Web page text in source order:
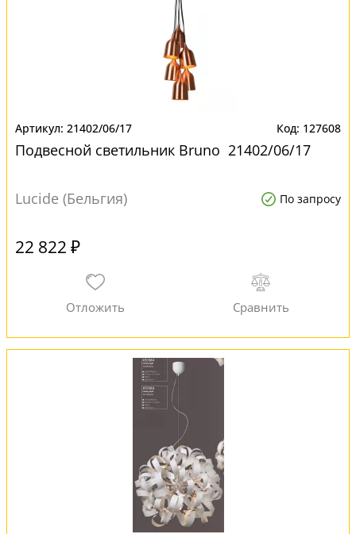
21402/06/17 127608
Подвесной светильник Bruno 21402/06/17
Lucide (Бельгия) По запросу
22 822 ₽